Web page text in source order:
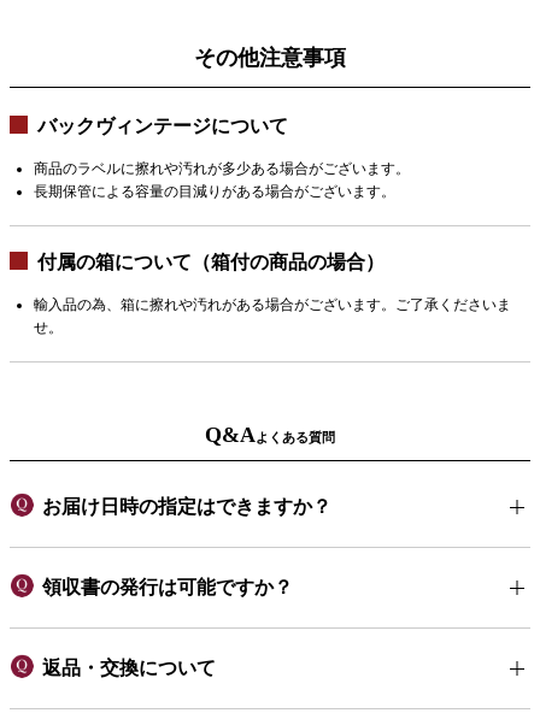
その他注意事項
バックヴィンテージについて
商品のラベルに擦れや汚れが多少ある場合がございます。
長期保管による容量の目減りがある場合がございます。
付属の箱について（箱付の商品の場合）
輸入品の為、箱に擦れや汚れがある場合がございます。ご了承くださいま
せ。
Q&Aよくある質問
お届け日時の指定はできますか？
領収書の発行は可能ですか？
返品・交換について